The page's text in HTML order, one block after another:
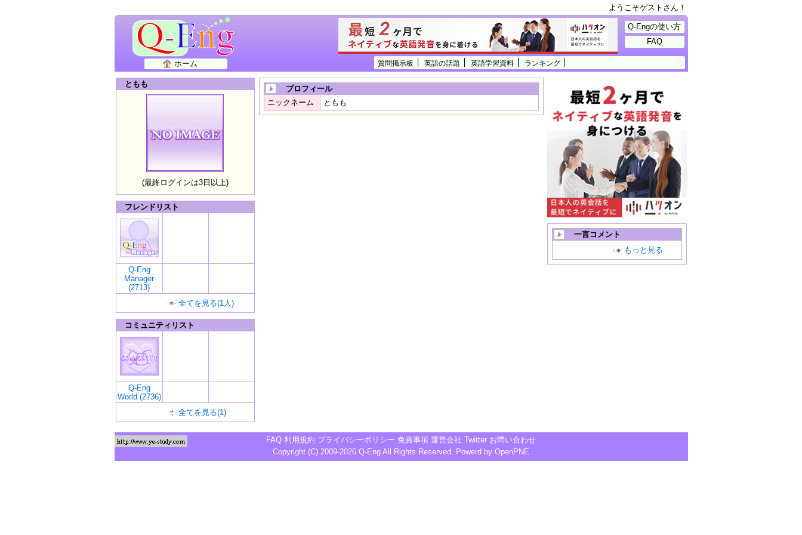
ようこそゲストさん！
質問掲示板 英語の話題 英語学習資料 ランキング
ホーム
Q-Engの使い方
FAQ
ともも
(最終ログインは3日以上)
フレンドリスト
Q-Eng
Manager
(2713)
全てを見る(1人)
コミュニティリスト
Q-Eng
World (2736)
全てを見る(1)
プロフィール
ニックネーム
ともも
一言コメント
もっと見る
FAQ 利用規約 プライバシーポリシー 免責事項 運営会社 Twitter お問い合わせ
Copyright (C) 2009-2026 Q-Eng All Rights Reserved. Powerd by OpenPNE